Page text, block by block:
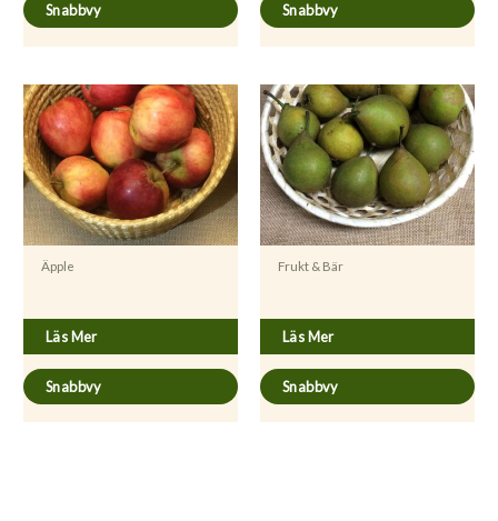
Snabbvy Snabbvy
Äpple
Läs Mer
Snabbvy
Frukt & Bär
Läs Mer
Snabbvy